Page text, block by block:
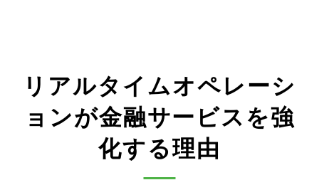
リアルタイムオペレーシ
ョンが金融サービスを強
化する理由